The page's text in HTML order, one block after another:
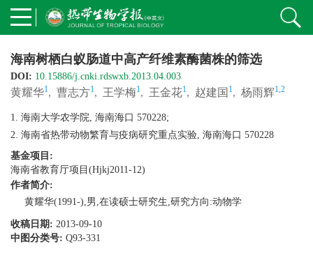
海南树栖白蚁肠道中高产纤维素酶菌株的筛选
DOI: 10.15886/j.cnki.rdswxb.2013.04.003
黄耀华1, 曹志方1, 王学梅1, 王金花1, 赵建国 1, 杨雨辉1,2
1. 海南大学农学院, 海南海口 570228;
2. 海南省热带动物繁育与疫病研究重点实验, 海南海口 570228
基金项目:
海南省教育厅项目(Hjkj2011-12)
作者简介:
黄耀华(1991-),男,在读硕士研究生,研究方向:动物学
收稿日期: 2013-09-10
中图分类号: Q93-331